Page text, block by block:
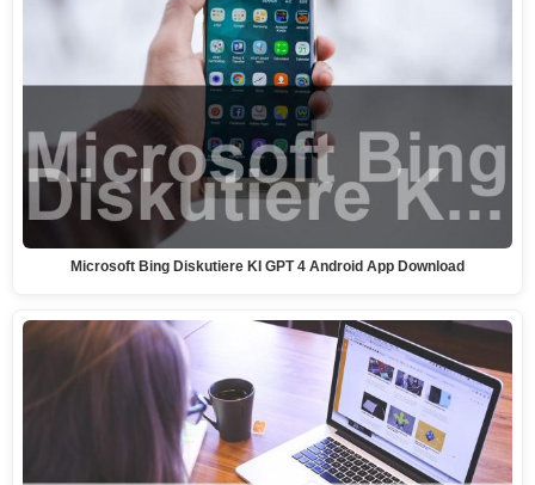
Microsoft Bing Diskutiere KI GPT 4 Android App Download